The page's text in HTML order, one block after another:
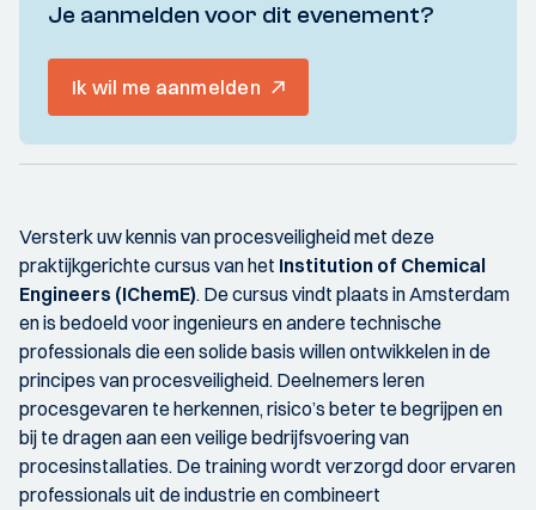
Je aanmelden voor dit evenement?
Ik wil me aanmelden
Versterk uw kennis van procesveiligheid met deze
praktijkgerichte cursus van het Institution of Chemical
Engineers (IChemE). De cursus vindt plaats in Amsterdam
en is bedoeld voor ingenieurs en andere technische
professionals die een solide basis willen ontwikkelen in de
principes van procesveiligheid. Deelnemers leren
procesgevaren te herkennen, risico’s beter te begrijpen en
bij te dragen aan een veilige bedrijfsvoering van
procesinstallaties. De training wordt verzorgd door ervaren
professionals uit de industrie en combineert